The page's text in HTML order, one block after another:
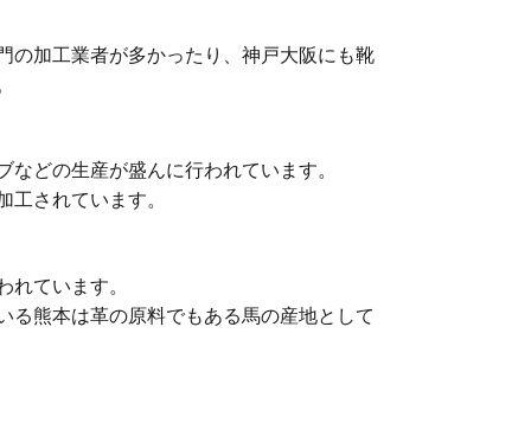
の加工業者が多かったり、神戸大阪にも靴
どの生産が盛んに行われています。
されています。
ています。
る熊本は革の原料でもある馬の産地として